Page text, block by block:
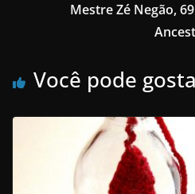
Mestre Zé Negão,
Você pode